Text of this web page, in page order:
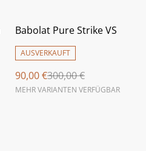
%
Babolat Pure Strike VS
AUSVERKAUFT
90,00 €300,00 €
MEHR VARIANTEN VERFÜGBAR